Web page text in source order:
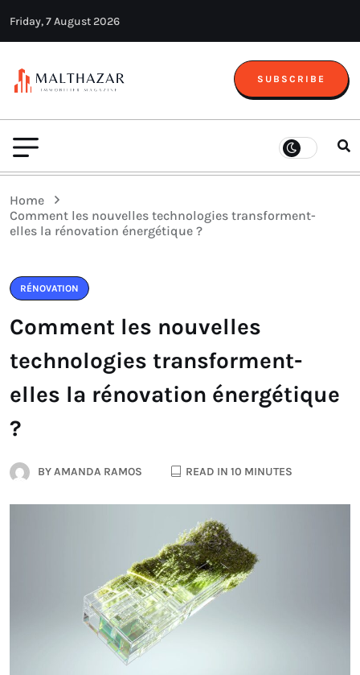
Friday, 7 August 2026
SUBSCRIBE
Home
Comment les nouvelles technologies transforment-
elles la rénovation énergétique ?
RÉNOVATION
Comment les nouvelles
technologies transforment-
elles la rénovation énergétique
?
BYAMANDA RAMOS READ IN 10 MINUTES